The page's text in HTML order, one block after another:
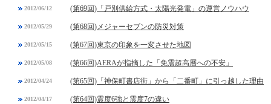
2012/06/12 (第69回)「戸別供給方式・太陽光発電」の運営ノウハウ
2012/05/29 (第68回)メジャーセブンの防災対策
2012/05/15 (第67回)東京の印象を一変させた地図
2012/05/08 (第66回)AERAが指摘した「免震超高層への不安」
2012/04/24 (第65回)「神保町書店街」から「二番町」に引っ越した理由
2012/04/17 (第64回)震度6強と震度7の違い